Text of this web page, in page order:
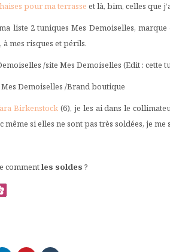
pour ma terrasse et là, bim, celles que
liste 2 tuniques Mes Demoiselles,
à mes risques et périls.
/site Mes Demoiselles (Edit : cette
Demoiselles /Brand boutique
Birkenstock (6), je les ai dans le
si elles ne sont pas très soldées, je me
commentles soldes ?